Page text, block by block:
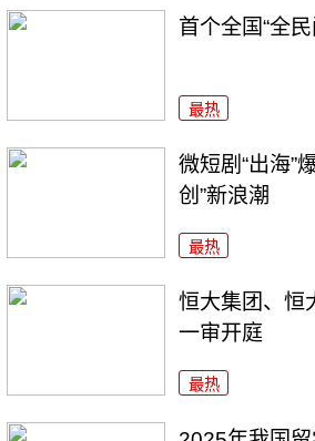
首个全国“全
最热
微短剧“出海”
创”新浪潮
最热
恒大集团、恒
一审开庭
最热